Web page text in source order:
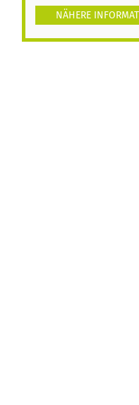
NÄHERE